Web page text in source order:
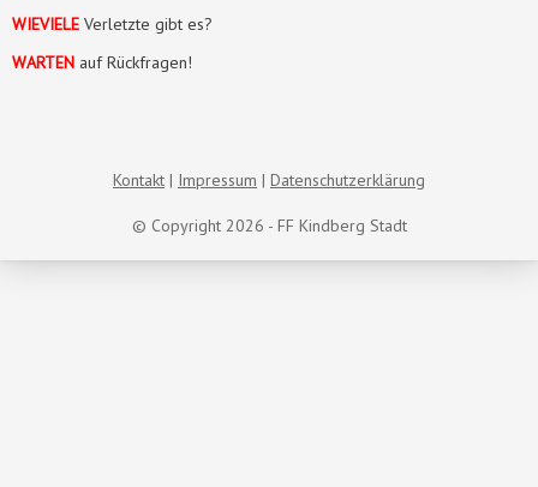
WIEVIELE Verletzte gibt es?
WARTEN auf Rückfragen!
© Copyright 2026 - FF Kindberg Stadt
Kontakt Impressum Datenschutzerklärung